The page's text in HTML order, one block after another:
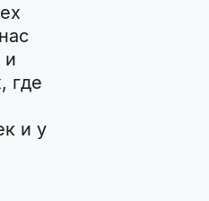
и
где
и у